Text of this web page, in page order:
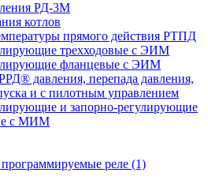
РД-3М
котлов
прямого действия РТПД
трехходовые с ЭИМ
фланцевые с ЭИМ
давления, перепада давления,
и с пилотным управлением
и запорно-регулирующие
с МИМ
реле (1)